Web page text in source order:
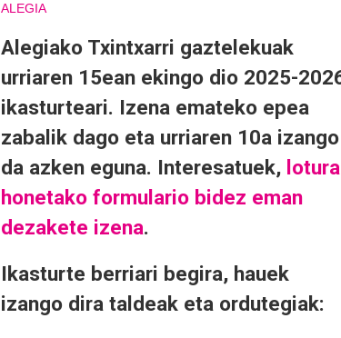
ALEGIA
Alegiako Txintxarri gaztelekuak
urriaren 15ean ekingo dio 2025-
ikasturteari. Izena emateko epea
zabalik dago eta urriaren 10a izango
da azken eguna. Interesatuek, lotura
honetako formulario bidez eman
dezakete izena.
Ikasturte berriari begira, hauek
izango dira taldeak eta ordutegiak: